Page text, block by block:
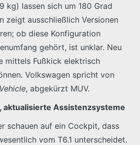
kg) lassen sich um 180 Grad
zeigt ausschließlich Versionen
ob diese Konfiguration
gehört, ist unklar. Neu
mittels Fußkick elektrisch
Volkswagen spricht von
, abgekürzt MUV.
aktualisierte Assistenzsysteme
schauen auf ein Cockpit, dass
vom T6.1 unterscheidet.